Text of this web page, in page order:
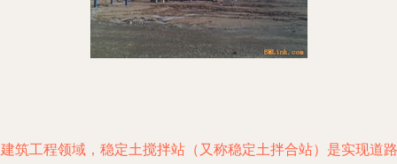
筑工程领域，稳定土搅拌站（又称稳定土拌合站）是实现道路